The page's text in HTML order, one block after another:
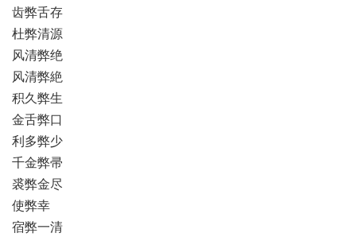
齿弊舌存
杜弊清源
风清弊绝
风清弊絶
积久弊生
金舌弊口
利多弊少
千金弊帚
裘弊金尽
使弊幸
宿弊一清